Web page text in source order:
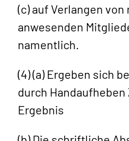
(c) auf Verlangen
anwesenden
namentlich.
(4) (a) Ergeben sich
durch
Ergebnis